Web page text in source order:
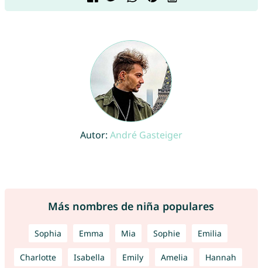
Autor: André Gasteiger
Más nombres de niña populares
Sophia Emma Mia Sophie Emilia
Charlotte Isabella Emily Amelia Hannah